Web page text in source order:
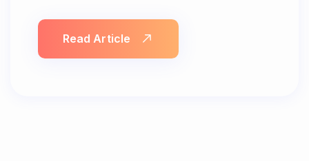
Read Article